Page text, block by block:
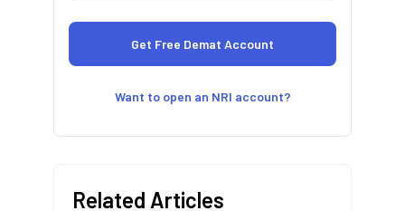
Want to open an NRI account?
Related Articles